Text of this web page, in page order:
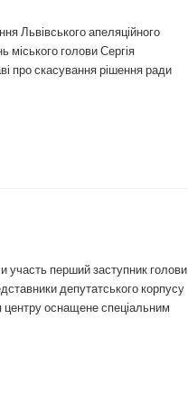
Львівського апеляційного
міського голови Сергія
про скасування рішення ради
участь перший заступник голови
депутатського корпусу
центру оснащене спеціальним